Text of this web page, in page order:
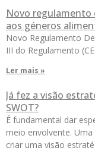
Novo regulamento
aos géneros
Novo Regulamento
III do Regulamento
Ler mais »
Já fez a visão
SWOT?
É fundamental dar
meio envolvente.
criar uma visão